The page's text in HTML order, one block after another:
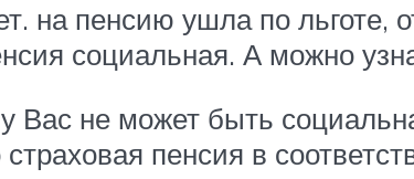
на пенсию ушла по льготе,
социальная. А можно
Вас не может быть
страховая пенсия в